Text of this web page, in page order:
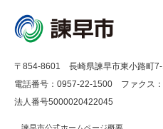
〒854-8601 長崎県諫早市東小路町7-
電話番号：0957-22-1500
ファクス
法人番号5000020422045
諫早市公式ホームページ概要